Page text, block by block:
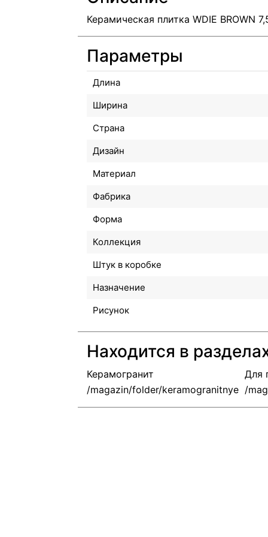
Керамическая плитка WDIE BROWN
Параметры
Длина
Ширина
Страна
Дизайн
Материал
Фабрика
Форма
Коллекция
Штук в коробке
Назначение
Рисунок
Находится в
Керамогранит Для